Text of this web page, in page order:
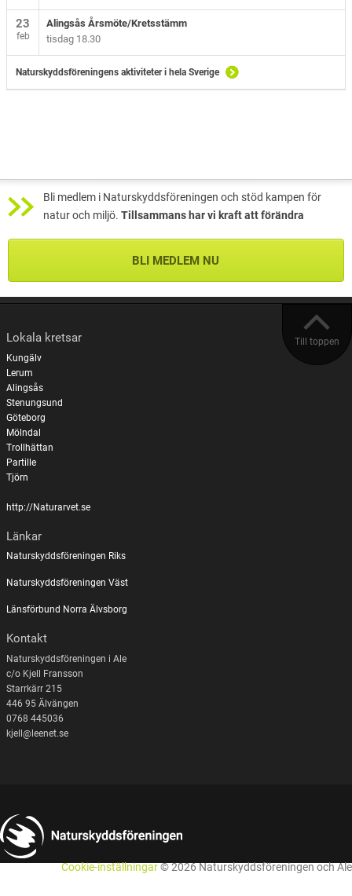
23
feb
Alingsås Årsmöte/Kretsstämm
tisdag 18.30
Naturskyddsföreningens aktiviteter i hela Sverige
Bli medlem i Naturskyddsföreningen och stöd kampen för
natur och miljö. Tillsammans har vi kraft att förändra
BLI MEDLEM NU
Till toppen
Lokala kretsar
Kungälv
Lerum
Alingsås
Stenungsund
Göteborg
Mölndal
Trollhättan
Partille
Tjörn
http://Naturarvet.se
Länkar
Naturskyddsföreningen Riks
Naturskyddsföreningen Väst
Länsförbund Norra Älvsborg
Kontakt
Naturskyddsföreningen i Ale
c/o Kjell Fransson
Starrkärr 215
446 95 Älvängen
0768 445036
kjell@leenet.se
Cookie-inställningar© 2026 Naturskyddsföreningen och Ale